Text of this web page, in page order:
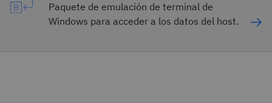
Paquete de emulación de terminal de
Windows para acceder a los datos del host.